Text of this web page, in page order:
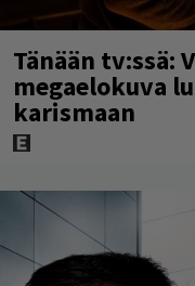
Tänään tv:ssä:
megaelokuva
karismaan